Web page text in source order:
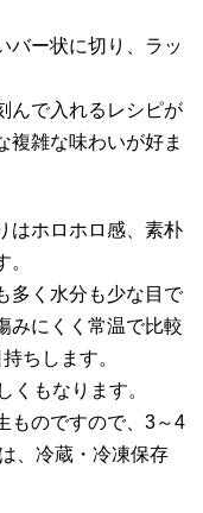
バー状に切り、ラッ
んで入れるレシピが
複雑な味わいが好ま
はホロホロ感、素朴
多く水分も少な目で
みにくく常温で比較
ちします。
くもなります。
ものですので、3～4
、冷蔵・冷凍保存